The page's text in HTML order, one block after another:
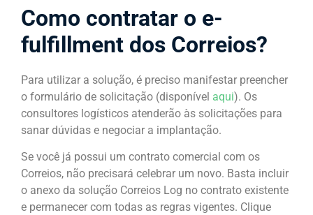
Como contratar o e-
fulfillment dos Correios?
Para utilizar a solução, é preciso manifestar preencher
o formulário de solicitação (disponível aqui). Os
consultores logísticos atenderão às solicitações para
sanar dúvidas e negociar a implantação.
Se você já possui um contrato comercial com os
Correios, não precisará celebrar um novo. Basta incluir
o anexo da solução Correios Log no contrato existente
e permanecer com todas as regras vigentes. Clique